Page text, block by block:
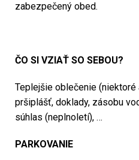
zabezpečený obed.
ČO SI VZIAŤ SO SEBOU?
Teplejšie oblečenie
pršiplášť, doklady, zásobu
súhlas (neplnoletí), …
PARKOVANIE